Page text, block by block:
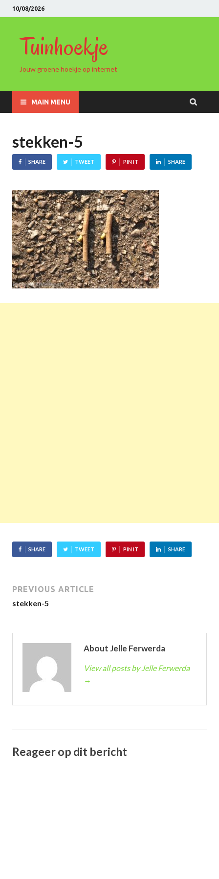
10/08/2026
Tuinhoekje
Jouw groene hoekje op internet
MAIN MENU
stekken-5
SHARE TWEET PIN IT SHARE
SHARE TWEET PIN IT SHARE
PREVIOUS ARTICLE
stekken-5
About Jelle Ferwerda
View all posts by Jelle Ferwerda
→
Reageer op dit bericht